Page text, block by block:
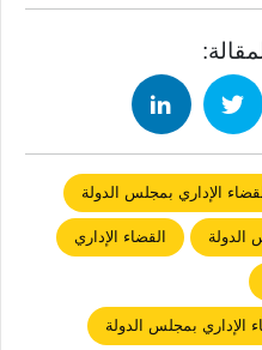
الإداري بمجلس الدولة
الدولة القضاء الإداري
الإداري بمجلس الدولة